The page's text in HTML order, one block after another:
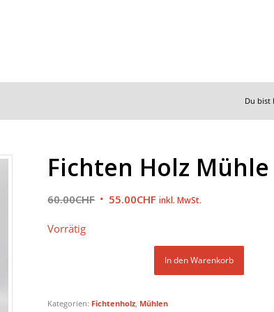
Du bist
Fichten Holz
60.00CHF Ursprünglicher
55.00CHF Aktueller
55.00CHF.
inkl. MwSt.
Vorrätig
In den Warenkorb
Kategorien: Fichtenholz, Mühlen